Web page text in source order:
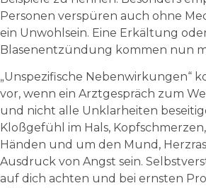
Personen verspüren auch ohne
ein Unwohlsein. Eine Erkältung
Blasenentzündung kommen nun
„Unspezifische Nebenwirkungen“
vor, wenn ein Arztgespräch zum
und nicht alle Unklarheiten
Kloßgefühl im Hals,
Händen und um den Mund,
Ausdruck von Angst sein.
auf dich achten und bei ernsten